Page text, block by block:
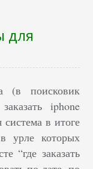
для
(в поисковик
iphone
в итоге
урле которых
“где заказать